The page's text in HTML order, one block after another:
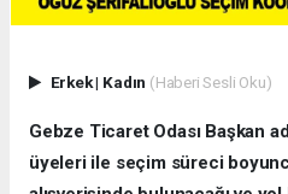
Erkek| Kadın (Haberi Sesli Oku)
Gebze Ticaret Odası Başkan
üyeleri ile seçim süreci